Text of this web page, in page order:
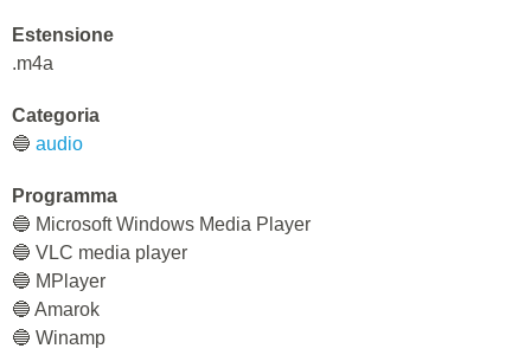
Estensione
.m4a
Categoria
🔵 audio
Programma
🔵 Microsoft Windows Media Player
🔵 VLC media player
🔵 MPlayer
🔵 Amarok
🔵 Winamp